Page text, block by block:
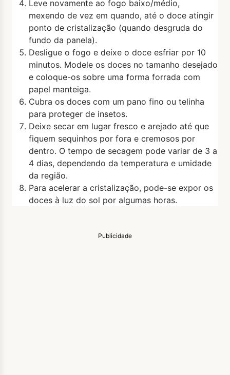
Leve novamente ao fogo baixo/médio,
mexendo de vez em quando, até o doce atingir
ponto de cristalização (quando desgruda do
fundo da panela).
Desligue o fogo e deixe o doce esfriar por 10
minutos. Modele os doces no tamanho desejado
e coloque-os sobre uma forma forrada com
papel manteiga.
Cubra os doces com um pano fino ou telinha
para proteger de insetos.
Deixe secar em lugar fresco e arejado até que
fiquem sequinhos por fora e cremosos por
dentro. O tempo de secagem pode variar de 3 a
4 dias, dependendo da temperatura e umidade
da região.
Para acelerar a cristalização, pode-se expor os
doces à luz do sol por algumas horas.
Publicidade